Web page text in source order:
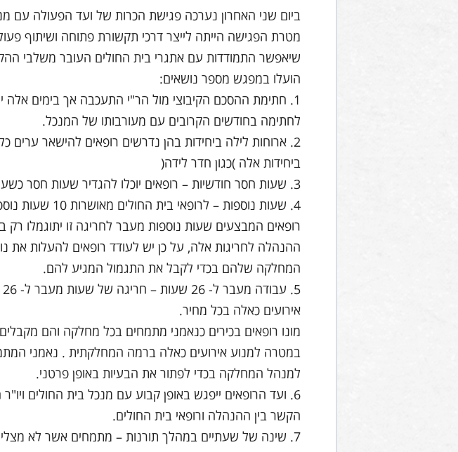
ביום שני האחרון נערכה פגישת הכרות של ועד הפעולה עם
מטרת הפגישה הייתה לייצר דרכי תקשורת פתוחה ושיתוף
שיאפשר התמודדות עם אתגרי בית החולים העובר משלבי
הועלו במפגש מספר נושאים:
1. חתימת ההסכם הקיבוצי מול הר"י התעכבה אך בימים
לחתימה בחודשים הקרובים עם מעורבותו של המנכל.
2. ארוחות לילה ביחידות בהן נדרשים רופאים להישאר
ביחידות אלה )כגון חדר לידה(
3. שעות חסר חודשיות – רופאים יוכלו להגדיר שעות חסר כשעות חופש על פי רצונם.
4. שעות נוספות – לרופאי בית החולים מאושרות 10 שעות נוספות כחריגה חודשית.
רופאים המבצעים שעות נוספות מעבר לחריגה זו יתוגמלו
ההנהלה לחריגות אלה, על כן יש לעודד רופאים להעלות את
המחלקה שלהם בכדי לקבל את התגמול המגיע להם.
אירועים כאלה בכל מחיר.
מונו רופאים בכירים כנאמני מתמחים בכל מחלקה והם
במטרה למנוע אירועים כאלה ברמה המחלקתית . נאמני
למנהל המחלקה בכדי לפתור את הבעיות באופן פרטני.
6. ועד הרופאים ייפגש באופן קבוע עם מנכל בית החולים
הקשר בין ההנהלה ורופאי בית החולים.
7. שינה של שעתיים במהלך תורנות – מתמחים אשר לא